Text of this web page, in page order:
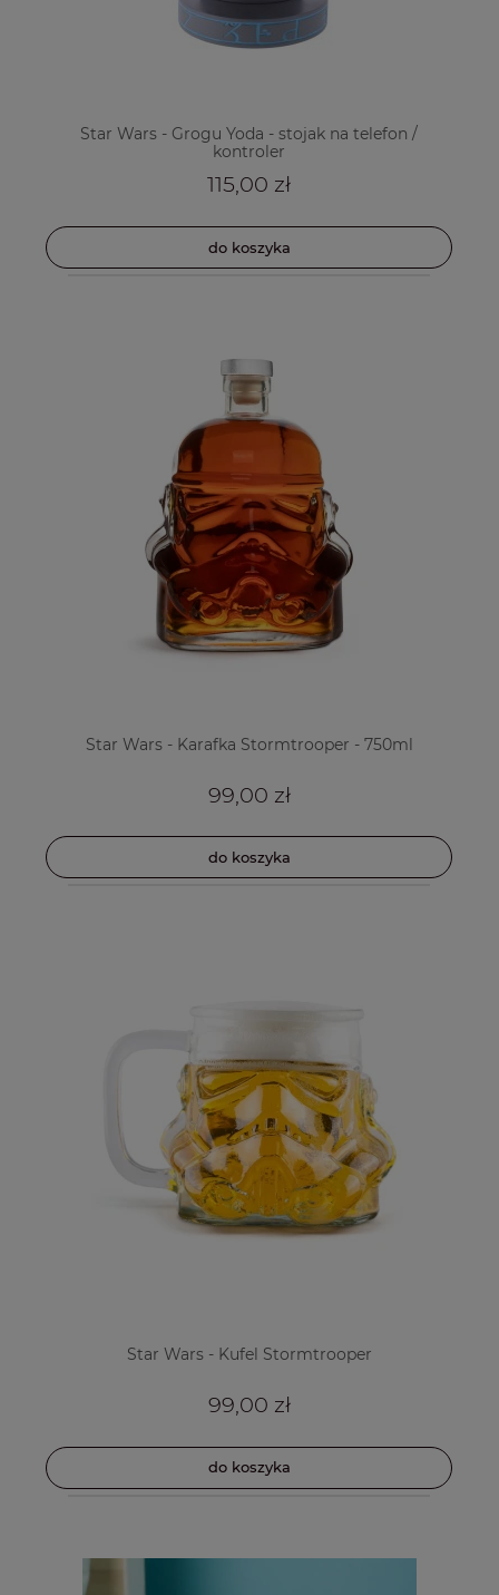
Star Wars - Grogu Yoda - stojak na telefon /
kontroler
115,00 zł
do koszyka
Star Wars - Karafka Stormtrooper - 750ml
99,00 zł
do koszyka
Star Wars - Kufel Stormtrooper
99,00 zł
do koszyka